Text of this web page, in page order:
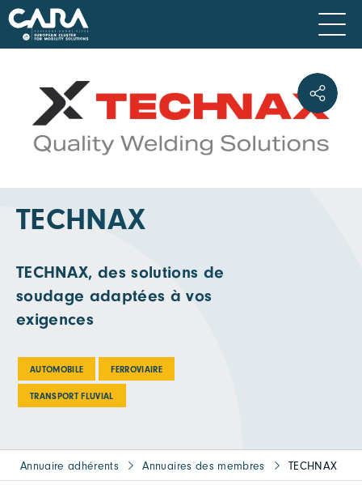
TECHNAX
TECHNAX, des solutions de
soudage adaptées à vos
exigences
AUTOMOBILE FERROVIAIRE
TRANSPORT FLUVIAL
Annuaire adhérents Annuaires des membres TECHNAX